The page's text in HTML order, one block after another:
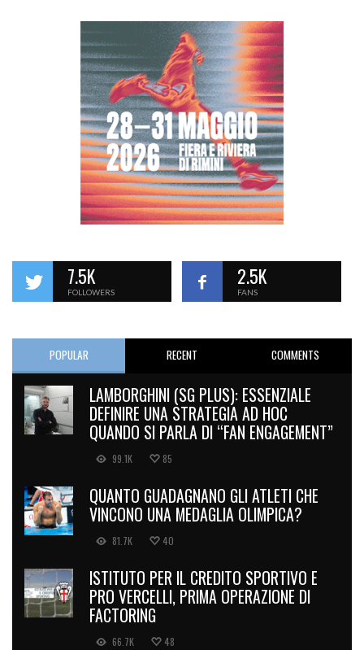
7.5K
FOLLOWERS
2.5K
FANS
POPULAR RECENT COMMENTS
LAMBORGHINI (SG PLUS): ESSENZIALE
DEFINIRE UNA STRATEGIA AD HOC
QUANDO SI PARLA DI “FAN ENGAGEMENT”
99.1K 85
QUANTO GUADAGNANO GLI ATLETI CHE
VINCONO UNA MEDAGLIA OLIMPICA?
81.7K 40
ISTITUTO PER IL CREDITO SPORTIVO E
PRO VERCELLI, PRIMA OPERAZIONE DI
FACTORING
66.7K 48